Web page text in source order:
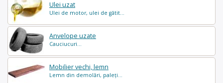
Ulei uzat
Ulei de motor, ulei de gătit...
Anvelope uzate
Cauciucuri...
Mobilier vechi, lemn
Lemn din demolări, paleți...